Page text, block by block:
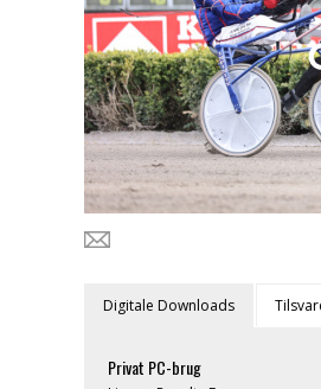
Digitale Downloads
Privat PC-brug